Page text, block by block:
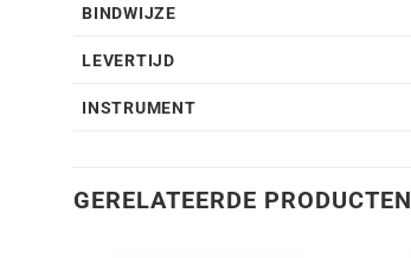
BINDWIJZE
LEVERTIJD
INSTRUMENT
GERELATEERDE PRODUCTEN